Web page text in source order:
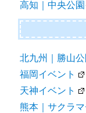
高知｜中央公園
北九州｜勝山
福岡イベント
天神イベント
熊本｜サクラ